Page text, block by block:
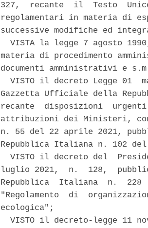
327,  recante  il  Testo
regolamentari in materia di
successive modifiche ed
VISTA la legge 7 agosto
materia di procedimento
documenti amministrativi e
VISTO il decreto Legge 01
Gazzetta Ufficiale della
recante  disposizioni
attribuzioni dei Ministeri,
n. 55 del 22 aprile 2021,
Repubblica Italiana n. 102
VISTO il decreto del
luglio 2021,  n.  128,
Repubblica  Italiana  n.
"Regolamento  di
ecologica";
VISTO il decreto-legge 11